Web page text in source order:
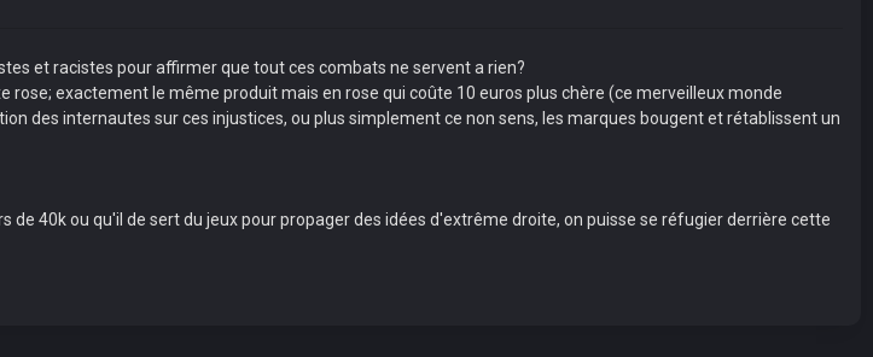
et racistes pour affirmer que tout ces combats ne servent a rien?
exactement le même produit mais en rose qui coûte 10 euros plus chère (ce merveilleux monde
des internautes sur ces injustices, ou plus simplement ce non sens, les marques bougent et rétablissent un
de 40k ou qu'il de sert du jeux pour propager des idées d'extrême droite, on puisse se réfugier derrière cette